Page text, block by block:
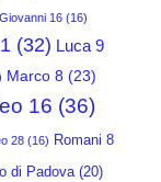
Giovanni 16 (16)
(32) Luca 9
Marco 8 (23)
16 (36)
28 (16) Romani 8
di Padova(20)